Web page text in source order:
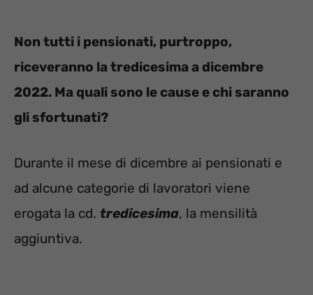
Non tutti i pensionati, purtroppo,
riceveranno la tredicesima a dicembre
2022. Ma quali sono le cause e chi saranno
gli sfortunati?
Durante il mese di dicembre ai pensionati e
ad alcune categorie di lavoratori viene
erogata la cd. tredicesima, la mensilità
aggiuntiva.